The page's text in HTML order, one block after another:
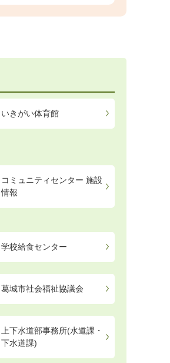
いきがい体育館
コミュニティセンター 施設
情報
学校給食センター
葛城市社会福祉協議会
上下水道部事務所(水道課・
下水道課)